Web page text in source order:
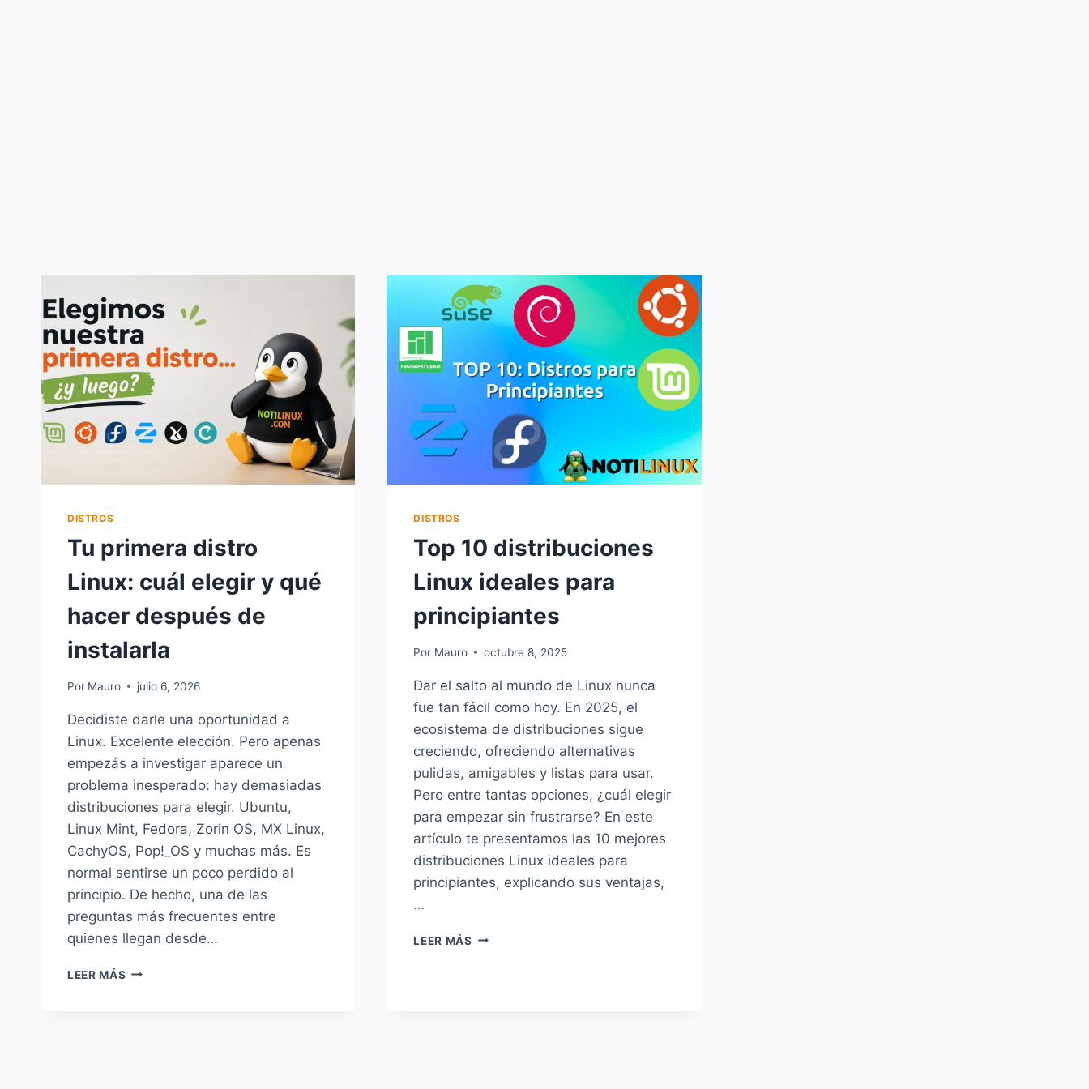
DISTROS
Tu primera distro
Linux: cuál elegir y qué
hacer después de
instalarla
Por Mauro julio 6, 2026
Decidiste darle una oportunidad a
Linux. Excelente elección. Pero apenas
empezás a investigar aparece un
problema inesperado: hay demasiadas
distribuciones para elegir. Ubuntu,
Linux Mint, Fedora, Zorin OS, MX Linux,
CachyOS, Pop!_OS y muchas más. Es
normal sentirse un poco perdido al
principio. De hecho, una de las
preguntas más frecuentes entre
quienes llegan desde…
LEER MÁS TU
DISTROS
Top 10 distribuciones
Linux ideales para
principiantes
Por Mauro octubre 8, 2025
Dar el salto al mundo de Linux nunca
fue tan fácil como hoy. En 2025, el
ecosistema de distribuciones sigue
creciendo, ofreciendo alternativas
pulidas, amigables y listas para usar.
Pero entre tantas opciones, ¿cuál elegir
para empezar sin frustrarse? En este
artículo te presentamos las 10 mejores
distribuciones Linux ideales para
principiantes, explicando sus ventajas,
…
LEER MÁS TOP